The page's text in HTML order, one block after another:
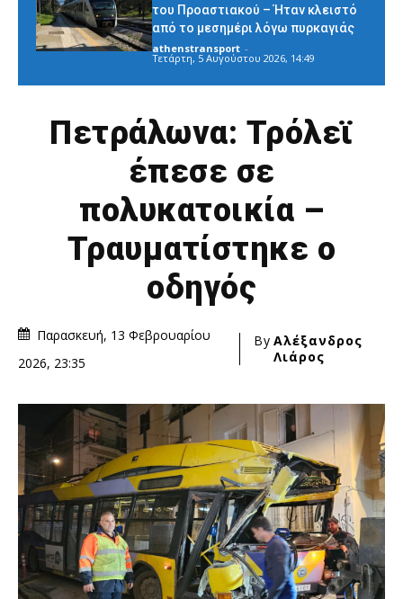
του Προαστιακού – Ήταν κλειστό
από το μεσημέρι λόγω πυρκαγιάς
athenstransport -
Τετάρτη, 5 Αυγούστου 2026, 14:49
Πετράλωνα: Τρόλεϊ
έπεσε σε
πολυκατοικία –
Τραυματίστηκε ο
οδηγός
Παρασκευή, 13 Φεβρουαρίου
2026, 23:35
By Αλέξανδρος
Λιάρος